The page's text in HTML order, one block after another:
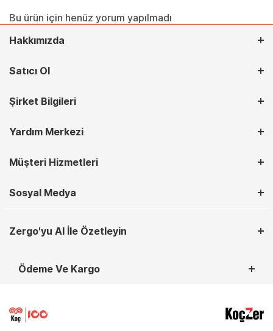
Bu ürün için henüz yorum yapılmadı
Hakkımızda
Satıcı Ol
Şirket Bilgileri
Yardım Merkezi
Müşteri Hizmetleri
Sosyal Medya
Zergo'yu AI İle Özetleyin
Ödeme Ve Kargo